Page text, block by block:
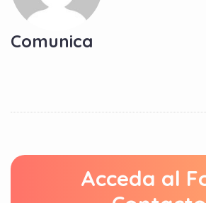
Comunica
Acceda al